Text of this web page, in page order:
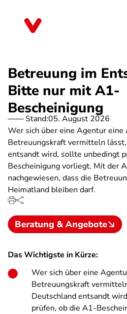
Betreuung im
Bitte nur mit A1-
Bescheinigung
Stand:05. August 2026
Wer sich über eine Agentur eine
Betreuungskraft vermitteln
entsandt wird, sollte unbedingt
Bescheinigung vorliegt. Mit der
nachgewiesen, dass die
Heimatland bleiben darf.
Beratung & Angebote
Das Wichtigste in Kürze:
Wer sich über eine
Betreuungskraft
Deutschland entsandt
prüfen, ob die A1-